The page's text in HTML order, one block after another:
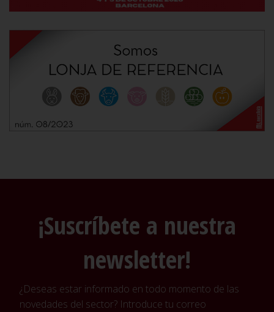
¡Suscríbete a nuestra
newsletter!
¿Deseas estar informado en todo momento de las
novedades del sector? Introduce tu correo